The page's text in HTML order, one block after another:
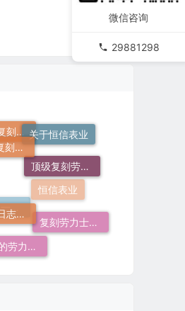
一比一复刻劳力士手表 关于恒信表业
恒信表业
顶级一比一复刻劳力士手表价格
一比一复刻劳力士
顶级复刻劳力士手表
复刻劳力士手表
哪卖的劳力士日志36高仿好
微信咨询
29881298